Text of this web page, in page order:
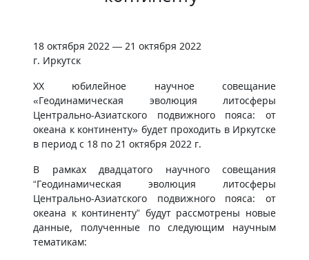
18 октября 2022 — 21 октября 2022
г. Иркутск
XX юбилейное научное совещание
«Геодинамическая эволюция литосферы
Центрально-Азиатского подвижного пояса: от
океана к континенту» будет проходить в Иркутске
в период с 18 по 21 октября 2022 г.
В рамках двадцатого научного совещания
“Геодинамическая эволюция литосферы
Центрально-Азиатского подвижного пояса: от
океана к континенту” будут рассмотрены новые
данные, полученные по следующим научным
тематикам: